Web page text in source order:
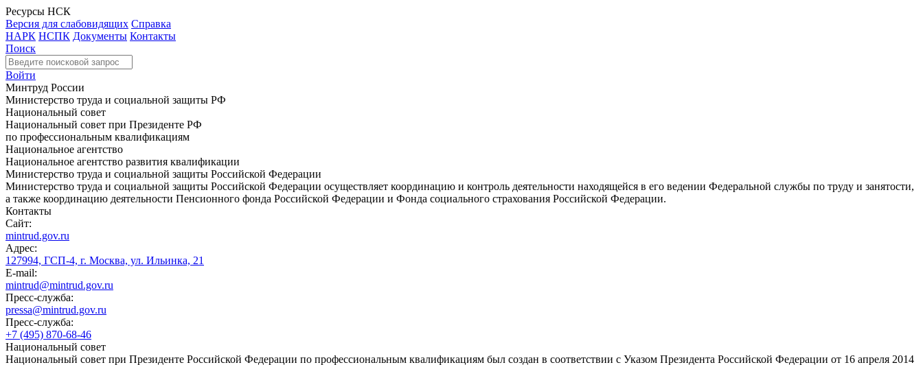
Ресурсы НСК
Версия для слабовидящих Справка
НАРК НСПК Документы Контакты
Поиск
Войти
Минтруд России
Министерство труда и социальной защиты РФ
Национальный совет
Национальный совет при Президенте РФ
по профессиональным квалификациям
Национальное агентство
Национальное агентство развития квалификации
Министерство труда и социальной защиты Российской Федерации
Министерство труда и социальной защиты Российской Федерации осуществляет координацию и контроль деятельности находящейся в его ведении Федеральной службы по труду и занятости,
а также координацию деятельности Пенсионного фонда Российской Федерации и Фонда социального страхования Российской Федерации.
Контакты
Сайт:
mintrud.gov.ru
Адрес:
127994, ГСП-4, г. Москва, ул. Ильинка, 21
E-mail:
mintrud@mintrud.gov.ru
Пресс-служба:
pressa@mintrud.gov.ru
Пресс-служба:
+7 (495) 870-68-46
Национальный совет
Национальный совет при Президенте Российской Федерации по профессиональным квалификациям был создан в соответствии с Указом Президента Российской Федерации от 16 апреля 2014